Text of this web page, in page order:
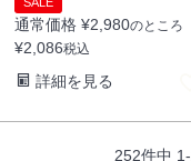
通常価格 ¥2,980のところ
¥2,086税込
詳細を見る
252件中 1-